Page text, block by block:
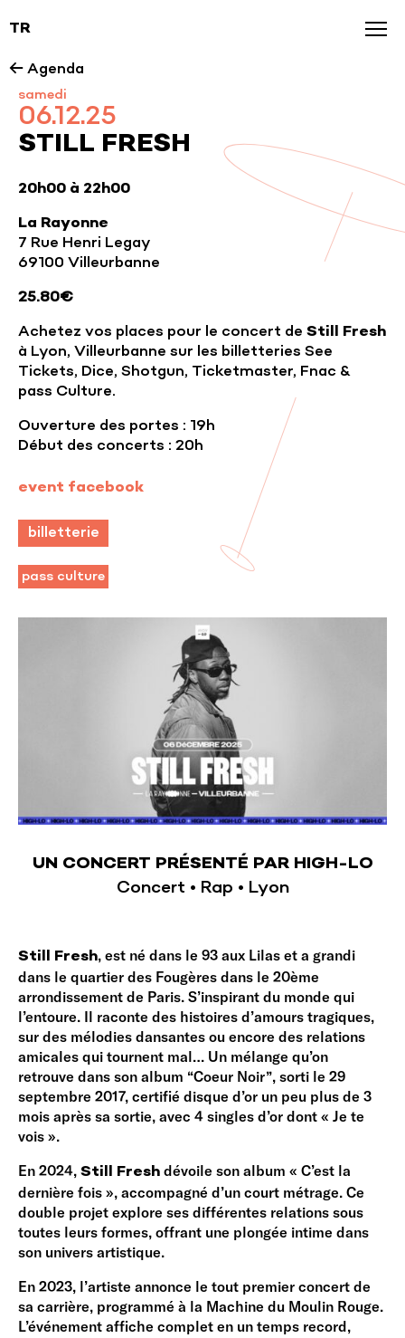
TR
Agenda
News
Galerie
← Agenda
samedi
06.12.25
STILL FRESH
20h00 à 22h00
La Rayonne
7 Rue Henri Legay
69100 Villeurbanne
25.80€
Achetez vos places pour le concert de Still Fresh
à Lyon, Villeurbanne sur les billetteries See
Tickets, Dice, Shotgun, Ticketmaster, Fnac &
pass Culture.
Ouverture des portes : 19h
Début des concerts : 20h
event facebook
billetterie
pass culture
UN CONCERT PRÉSENTÉ PAR HIGH-LO
Concert • Rap • Lyon
Still Fresh, est né dans le 93 aux Lilas et a grandi
dans le quartier des Fougères dans le 20ème
arrondissement de Paris. S’inspirant du monde qui
l’entoure. Il raconte des histoires d’amours tragiques,
sur des mélodies dansantes ou encore des relations
amicales qui tournent mal… Un mélange qu’on
retrouve dans son album “Coeur Noir”, sorti le 29
septembre 2017, certifié disque d’or un peu plus de 3
mois après sa sortie, avec 4 singles d’or dont « Je te
vois ».
En 2024, Still Fresh dévoile son album « C’est la
dernière fois », accompagné d’un court métrage. Ce
double projet explore ses différentes relations sous
toutes leurs formes, offrant une plongée intime dans
son univers artistique.
En 2023, l’artiste annonce le tout premier concert de
sa carrière, programmé à la Machine du Moulin Rouge.
L’événement affiche complet en un temps record,